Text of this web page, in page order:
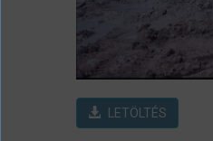
LETÖLTÉS